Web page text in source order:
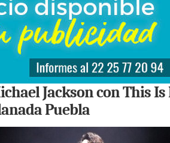
Jackson con This
Puebla